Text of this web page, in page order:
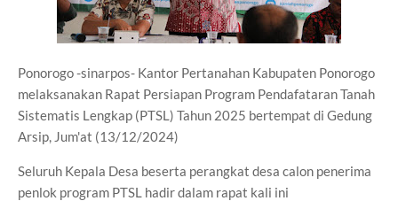
Ponorogo -sinarpos- Kantor Pertanahan Kabupaten Ponorogo
melaksanakan Rapat Persiapan Program Pendafataran Tanah
Sistematis Lengkap (PTSL) Tahun 2025 bertempat di Gedung
Arsip, Jum'at (13/12/2024)
Seluruh Kepala Desa beserta perangkat desa calon penerima
penlok program PTSL hadir dalam rapat kali ini